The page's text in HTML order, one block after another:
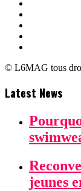
© L6MAG tous
Latest News
jeunes